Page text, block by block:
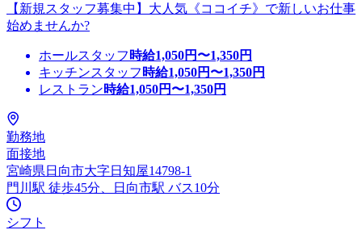
【新規スタッフ募集中】大人気《ココイチ》で新しいお仕事
始めませんか?
ホールスタッフ 時給1,050円〜1,350円
キッチンスタッフ 時給1,050円〜1,350円
レストラン時給1,050円〜1,350円
勤務地
面接地
宮崎県日向市大字日知屋14798-1
門川駅 徒歩45分、日向市駅 バス10分
シフト